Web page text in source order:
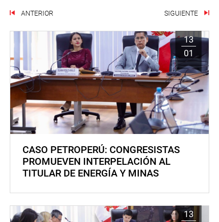
ANTERIOR SIGUIENTE
13
01
CASO PETROPERÚ: CONGRESISTAS
PROMUEVEN INTERPELACIÓN AL
TITULAR DE ENERGÍA Y MINAS
13